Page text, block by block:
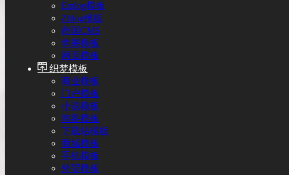
Emlog模板
Zblog模板
帝国CMS
苹果模板
网页模板
织梦模板
商业模板
门户模板
小说模板
淘客模板
下载站模板
商城模板
手机模板
外贸模板